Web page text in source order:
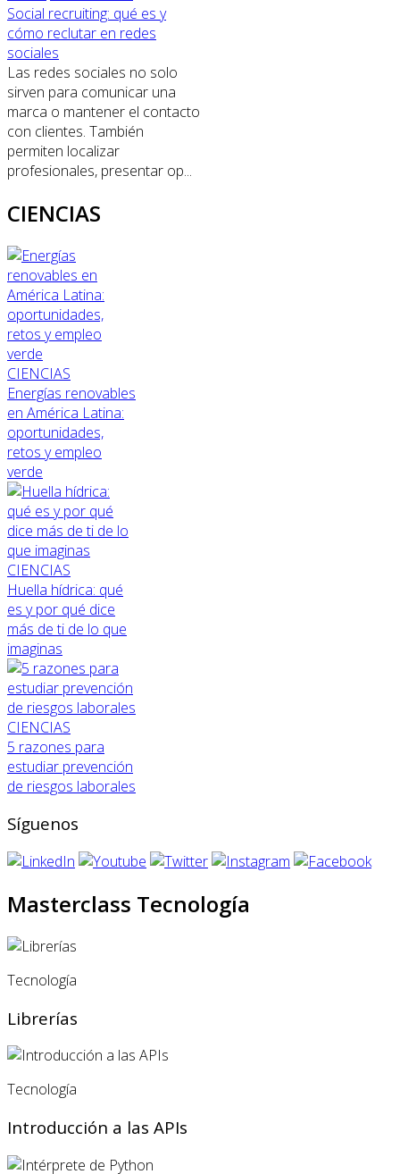
Social recruiting: qué es y
cómo reclutar en redes
sociales
Las redes sociales no solo
sirven para comunicar una
marca o mantener el contacto
con clientes. También
permiten localizar
profesionales, presentar op...
CIENCIAS
CIENCIAS
Energías renovables
en América Latina:
oportunidades,
retos y empleo
verde
CIENCIAS
Huella hídrica: qué
es y por qué dice
más de ti de lo que
imaginas
CIENCIAS
5 razones para
estudiar prevención
de riesgos laborales
Síguenos
Masterclass Tecnología
Tecnología
Librerías
Tecnología
Introducción a las APIs